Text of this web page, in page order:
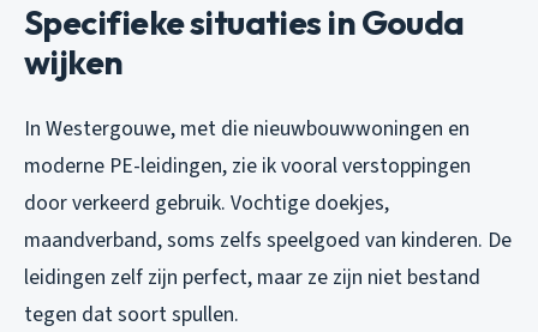
Specifieke situaties in Gouda
wijken
In Westergouwe, met die nieuwbouwwoningen en
moderne PE-leidingen, zie ik vooral verstoppingen
door verkeerd gebruik. Vochtige doekjes,
maandverband, soms zelfs speelgoed van kinderen. De
leidingen zelf zijn perfect, maar ze zijn niet bestand
tegen dat soort spullen.